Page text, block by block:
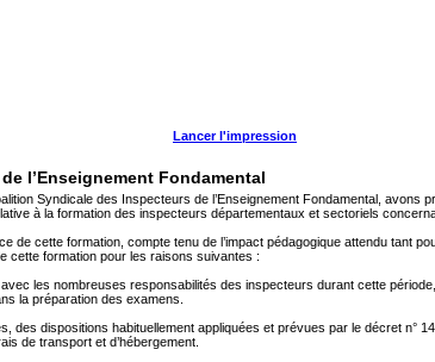
Lancer l'impression
l’Enseignement Fondamental
Syndicale des Inspecteurs de l’Enseignement Fondamental,
à la formation des inspecteurs départementaux et sectoriels
de cette formation, compte tenu de l’impact pédagogique attendu
cette formation pour les raisons suivantes :
avec les nombreuses responsabilités des inspecteurs durant cette
la préparation des examens.
des dispositions habituellement appliquées et prévues par le décret n°
de transport et d’hébergement.